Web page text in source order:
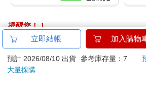
提醒您！！
金石堂及銀行均不會請您操作ATM! 如接
ATM提款機，請不要聽從指示，以免受騙
退換貨須知：
立即結帳 加入購物
預計 2026/08/10 出貨 參考庫存量：7
大量採購